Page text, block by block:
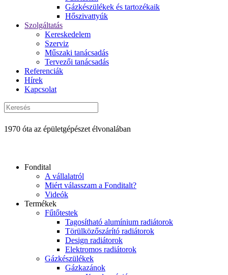
Gázkészülékek és tartozékaik
Hőszivattyúk
Szolgáltatás
Kereskedelem
Szerviz
Műszaki tanácsadás
Tervezői tanácsadás
Referenciák
Hírek
Kapcsolat
1970 óta az épületgépészet élvonalában
Fondital
A vállalatról
Miért válasszam a Fonditalt?
Videók
Termékek
Fűtőtestek
Tagosítható alumínium radiátorok
Törülközőszárító radiátorok
Design radiátorok
Elektromos radiátorok
Gázkészülékek
Gázkazánok